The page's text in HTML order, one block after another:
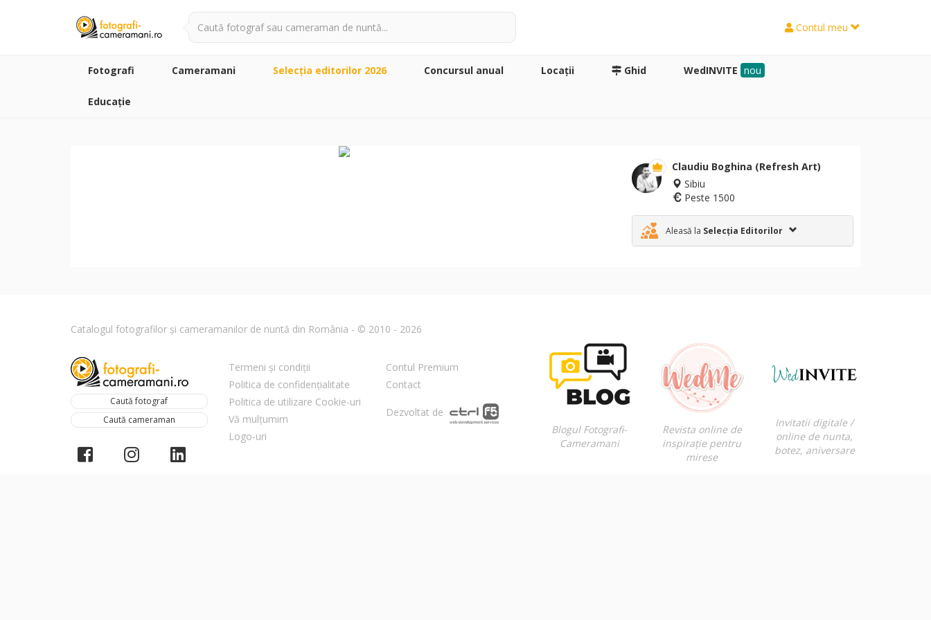
Contul meu
Fotografi Cameramani Selecţia editorilor 2026 Concursul anual Locaţii Ghid WedINVITE nou
Educație
Claudiu Boghina (Refresh Art)
Sibiu
Peste 1500
Aleasă la Selecția Editorilor
Catalogul fotografilor și cameramanilor de nuntă din România - © 2010 - 2026
Caută fotograf
Caută cameraman
Termeni și condiții
Politica de confidențialitate
Politica de utilizare Cookie-uri
Vă mulțumim
Logo-uri
Contul Premium
Contact
Dezvoltat de
Blogul Fotografi-
Cameramani
Revista online de
inspirație pentru
mirese
Invitatii digitale /
online de nunta,
botez, aniversare